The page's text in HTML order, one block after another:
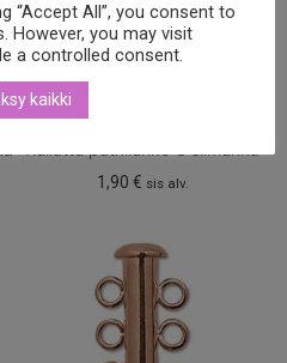
1,90 € sis alv.
“Accept All”, you consent to
However, you may visit
a controlled consent.
kaikki